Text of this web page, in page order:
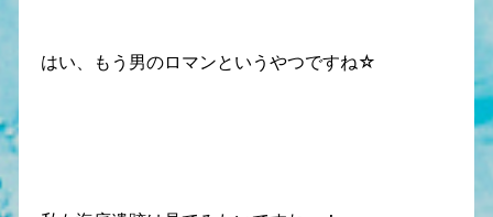
はい、もう男のロマンというやつですね☆